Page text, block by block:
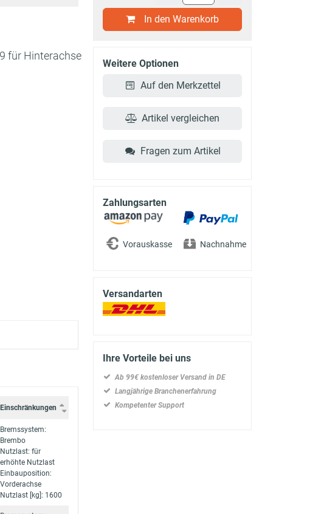
für Hinterachse
Einschränkungen
Bremssystem:
Brembo
Nutzlast: für
erhöhte Nutzlast
Einbauposition:
Vorderachse
Nutzlast [kg]: 1600
In den Warenkorb
Weitere Optionen
Auf den Merkzettel
Artikel vergleichen
Fragen zum Artikel
Zahlungsarten
Vorauskasse Nachnahme
Versandarten
Ihre Vorteile bei uns
Ab 99€ kostenloser Versand in DE
Langjährige Branchenerfahrung
Kompetenter Support